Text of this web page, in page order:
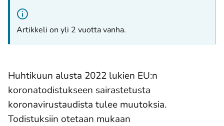
Artikkeli on yli 2 vuotta vanha.
Huhtikuun alusta 2022 lukien EU:n
koronatodistukseen sairastetusta
koronavirustaudista tulee muutoksia.
Todistuksiin otetaan mukaan